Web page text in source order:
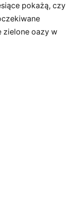
pokażą, czy
zielone oazy w